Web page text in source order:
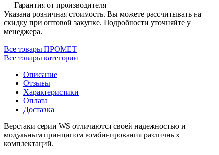
Гарантия от производителя
Указана розничная стоимость. Вы можете рассчитывать на
скидку при оптовой закупке. Подробности уточняйте у
менеджера.
Все товары ПРОМЕТ
Все товары категории
Описание
Отзывы
Характеристики
Оплата
Доставка
Верстаки серии WS отличаются своей надежностью и
модульным принципом комбинирования различных
комплектаций.